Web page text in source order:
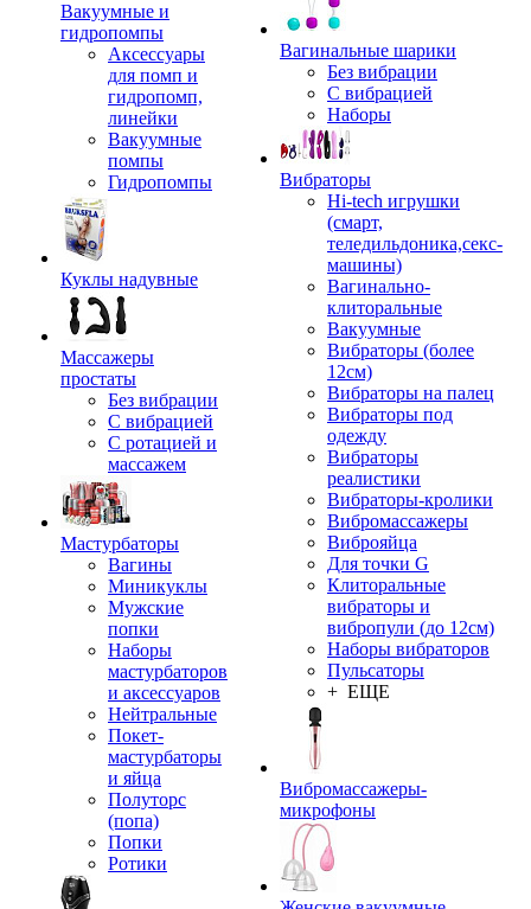
Вакуумные и
гидропомпы
Аксессуары
для помп и
гидропомп,
линейки
Вакуумные
помпы
Гидропомпы
Куклы надувные
Массажеры
простаты
Без вибрации
С вибрацией
С ротацией и
массажем
Мастурбаторы
Вагины
Миникуклы
Мужские
попки
Наборы
мастурбаторов
и аксессуаров
Нейтральные
Покет-
мастурбаторы
и яйца
Полуторс
(попа)
Попки
Ротики
Вагинальные шарики
Без вибрации
С вибрацией
Наборы
Вибраторы
Hi-tech игрушки
(смарт,
теледильдоника,секс-
машины)
Вагинально-
клиторальные
Вакуумные
Вибраторы (более
12см)
Вибраторы на палец
Вибраторы под
одежду
Вибраторы
реалистики
Вибраторы-кролики
Вибромассажеры
Виброяйца
Для точки G
Клиторальные
вибраторы и
вибропули (до 12см)
Наборы вибраторов
Пульсаторы
+ ЕЩЕ
Вибромассажеры-
микрофоны